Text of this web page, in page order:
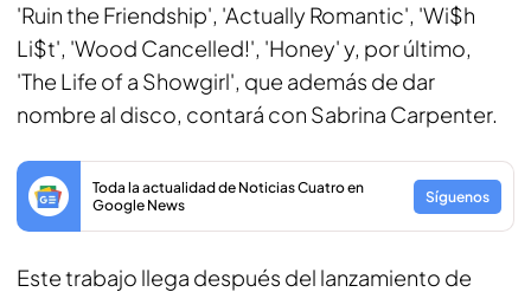
'Ruin the Friendship', 'Actually Romantic', 'Wi$h
Li$t', 'Wood Cancelled!', 'Honey' y, por último,
'The Life of a Showgirl', que además de dar
nombre al disco, contará con Sabrina Carpenter.
Toda la actualidad de Noticias Cuatro en
Google News
Síguenos
Este trabajo llega después del lanzamiento de